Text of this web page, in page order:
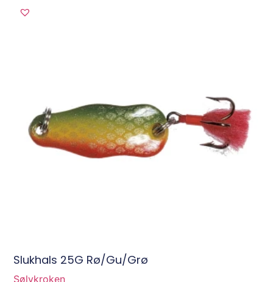
Slukhals 25G Rø/Gu/Grø
Sølvkroken